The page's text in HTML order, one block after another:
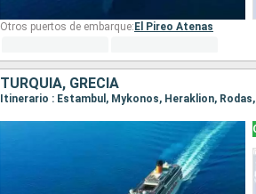
Otros puertos de embarque: El Pireo Atenas
TURQUÍA, GRECIA
Itinerario : Estambul, Mykonos, Heraklion,